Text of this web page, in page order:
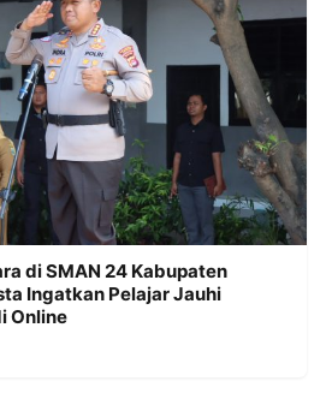
di SMAN 24 Kabupaten
Ingatkan Pelajar Jauhi
Online